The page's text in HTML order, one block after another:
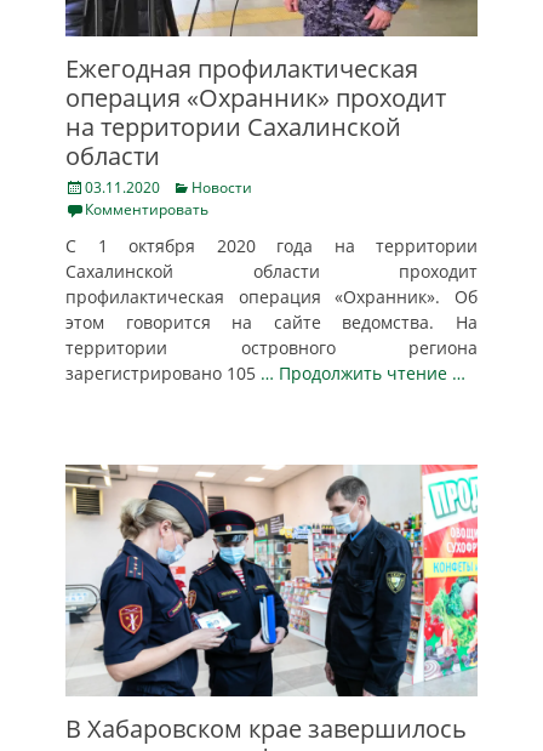
Ежегодная профилактическая
операция «Охранник» проходит
на территории Сахалинской
области
Posted
on
03.11.2020 Categories
Новости
Комментировать
С 1 октября 2020 года на территории
Сахалинской области проходит
профилактическая операция «Охранник». Об
этом говорится на сайте ведомства. На
территории островного региона
зарегистрировано 105 … Продолжить чтение …
В Хабаровском крае завершилось